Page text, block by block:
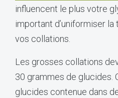
influencent le plus votre
important d’uniformiser
vos collations.
Les grosses collations
30 grammes de glucides.
glucides contenue dans